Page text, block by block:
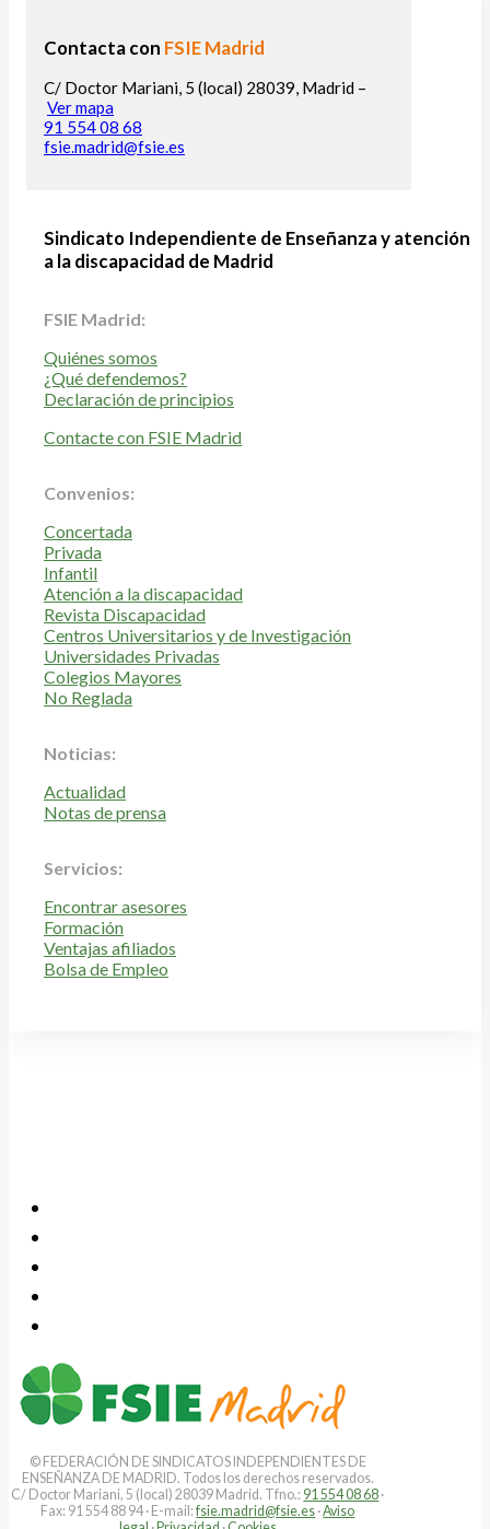
Contacta con FSIE Madrid
C/ Doctor Mariani, 5 (local) 28039, Madrid –
Ver mapa
91 554 08 68
fsie.madrid@fsie.es
Sindicato Independiente de Enseñanza y atención
a la discapacidad de Madrid
FSIE Madrid:
Quiénes somos
¿Qué defendemos?
Declaración de principios
Contacte con FSIE Madrid
Convenios:
Concertada
Privada
Infantil
Atención a la discapacidad
Revista Discapacidad
Centros Universitarios y de Investigación
Universidades Privadas
Colegios Mayores
No Reglada
Noticias:
Actualidad
Notas de prensa
Servicios:
Encontrar asesores
Formación
Ventajas afiliados
Bolsa de Empleo
© FEDERACIÓN DE SINDICATOS INDEPENDIENTES DE
ENSEÑANZA DE MADRID. Todos los derechos reservados.
C/ Doctor Mariani, 5 (local) 28039 Madrid. Tfno.: 91 554 08 68 ·
Fax: 91 554 88 94 · E-mail:fsie.madrid@fsie.es ·Aviso